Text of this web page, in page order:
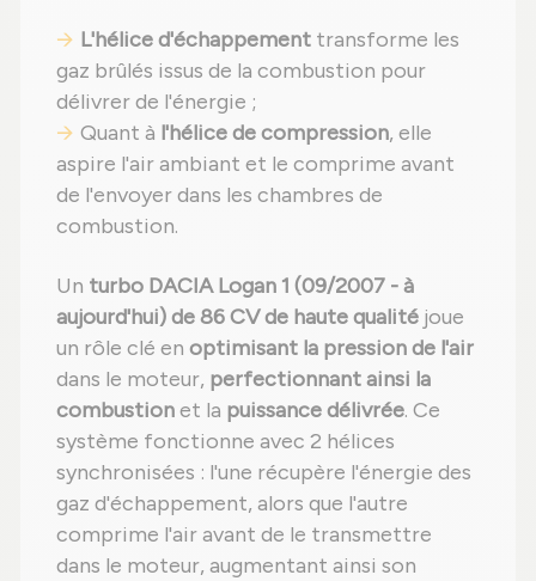
L'hélice d'échappement transforme les
gaz brûlés issus de la combustion pour
délivrer de l'énergie ;
Quant à l'hélice de compression, elle
aspire l'air ambiant et le comprime avant
de l'envoyer dans les chambres de
combustion.
Un turbo DACIA Logan 1 (09/2007 - à
aujourd'hui) de 86 CV de haute qualité joue
un rôle clé en optimisant la pression de l'air
dans le moteur, perfectionnant ainsi la
combustionet la puissance délivrée. Ce
système fonctionne avec 2 hélices
synchronisées : l'une récupère l'énergie des
gaz d'échappement, alors que l'autre
comprime l'air avant de le transmettre
dans le moteur, augmentant ainsi son